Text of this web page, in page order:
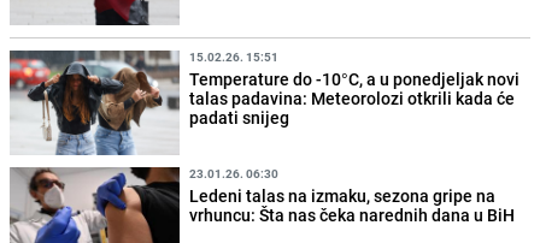
15.02.26. 15:51
Temperature do -10°C, a u ponedjeljak novi
talas padavina: Meteorolozi otkrili kada će
padati snijeg
23.01.26. 06:30
Ledeni talas na izmaku, sezona gripe na
vrhuncu: Šta nas čeka narednih dana u BiH